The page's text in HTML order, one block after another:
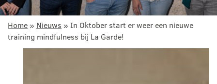
Home » Nieuws » In Oktober start er weer een nieuwe
training mindfulness bij La Garde!